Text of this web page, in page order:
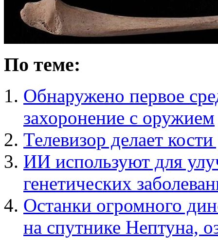
По теме:
Обнаружено первое
захоронение с оружием
Телевизор делает
ИИ используют для
генетических
Останки огромного
на спутнике Нептуна,